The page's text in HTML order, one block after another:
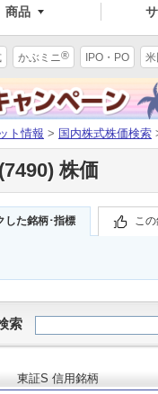
商品
かぶミニ® IPO・PO
ト情報 > 国内株式株価検索
株価
した銘柄･指標 こ